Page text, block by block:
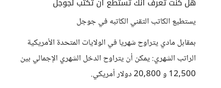
يستطيع الكاتب التقني الكاتبه في جوجل
بمقابل مادي يتراوح شهريا في الولايات المتحدة الأمريكية
الراتب الشهري: يمكن أن يتراوح الدخل الشهري الإجمالي بين
12,500 و 20,800 دولار أمريكي.